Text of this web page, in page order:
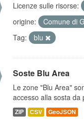
Licenze sulle risorse:
origine:
Comune di
Tag:
blu
Soste Blu Area
Le zone "Blu Area"
accesso alla sosta da
ZIP CSV GeoJSON